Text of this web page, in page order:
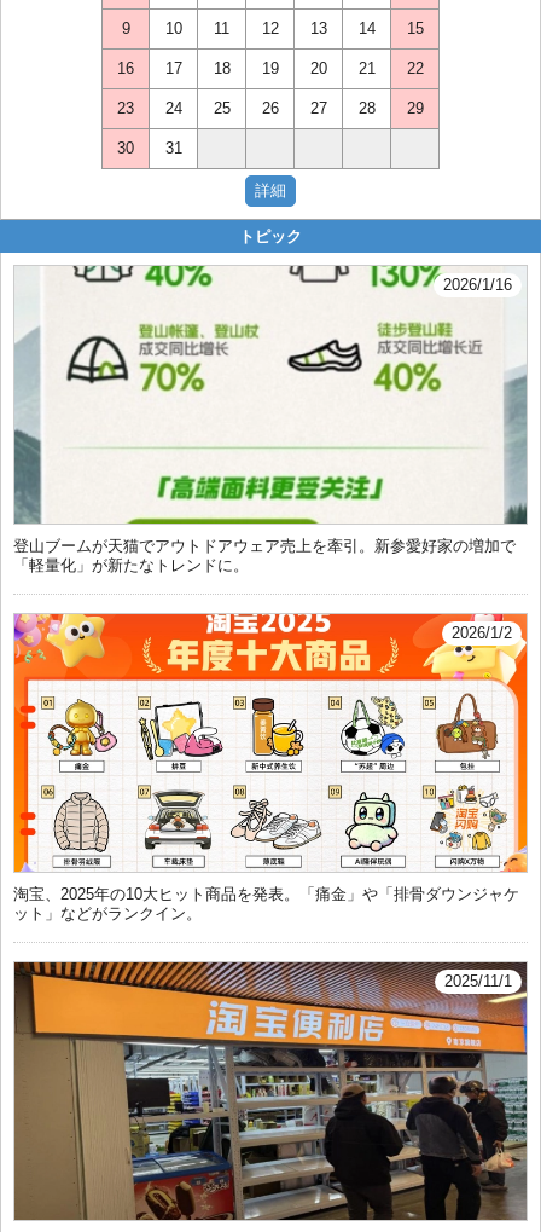
9 10 11 12 13 14 15
16 17 18 19 20 21 22
23 24 25 26 27 28 29
30 31
トピック
2026/1/16
登山ブームが天猫でアウトドアウェア売上を牽引。新参愛好家の増加で
「軽量化」が新たなトレンドに。
2026/1/2
淘宝、2025年の10大ヒット商品を発表。「痛金」や「排骨ダウンジャケ
ット」などがランクイン。
2025/11/1